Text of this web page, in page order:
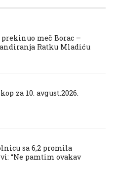
meč Borac –
Ratku Mladiću
za 10. avgust.2026.
sa 6,2 promila
“Ne pamtim ovakav